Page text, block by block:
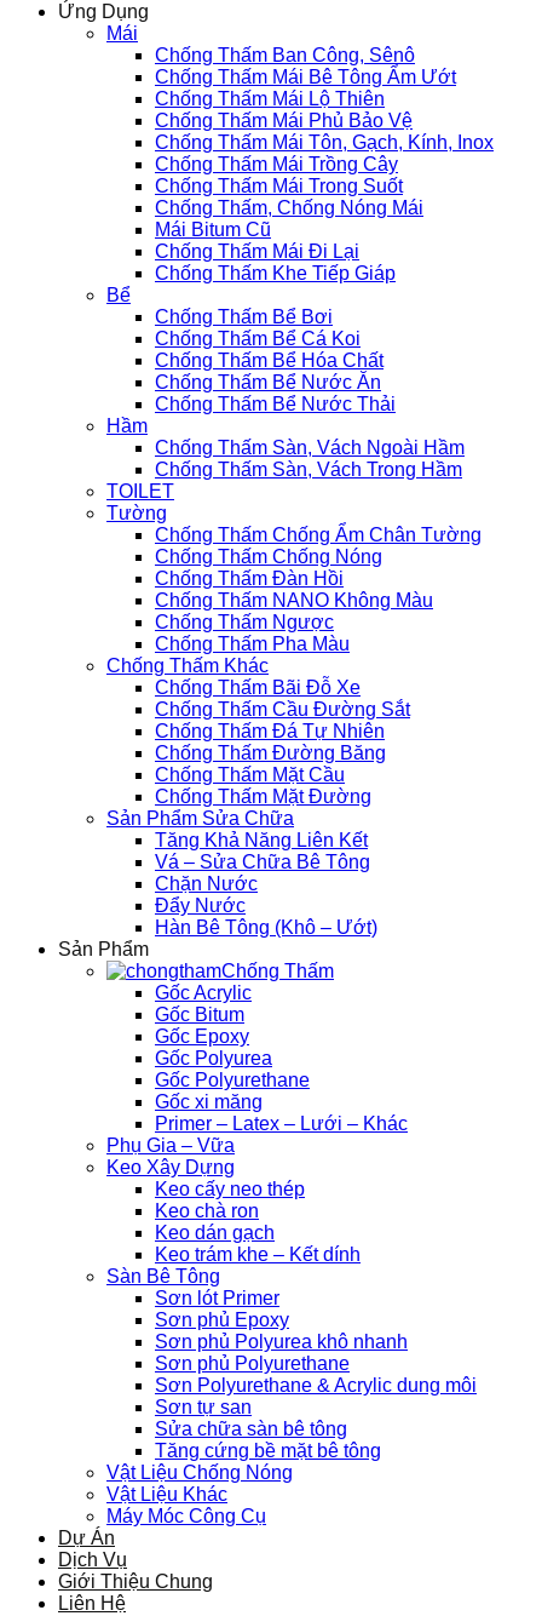
Ứng Dụng
Mái
Chống Thấm Ban Công, Sênô
Chống Thấm Mái Bê Tông Ẩm Ướt
Chống Thấm Mái Lộ Thiên
Chống Thấm Mái Phủ Bảo Vệ
Chống Thấm Mái Tôn, Gạch, Kính, Inox
Chống Thấm Mái Trồng Cây
Chống Thấm Mái Trong Suốt
Chống Thấm, Chống Nóng Mái
Mái Bitum Cũ
Chống Thấm Mái Đi Lại
Chống Thấm Khe Tiếp Giáp
Bể
Chống Thấm Bể Bơi
Chống Thấm Bể Cá Koi
Chống Thấm Bể Hóa Chất
Chống Thấm Bể Nước Ăn
Chống Thấm Bể Nước Thải
Hầm
Chống Thấm Sàn, Vách Ngoài Hầm
Chống Thấm Sàn, Vách Trong Hầm
TOILET
Tường
Chống Thấm Chống Ẩm Chân Tường
Chống Thấm Chống Nóng
Chống Thấm Đàn Hồi
Chống Thấm NANO Không Màu
Chống Thấm Ngược
Chống Thấm Pha Màu
Chống Thấm Khác
Chống Thấm Bãi Đỗ Xe
Chống Thấm Cầu Đường Sắt
Chống Thấm Đá Tự Nhiên
Chống Thấm Đường Băng
Chống Thấm Mặt Cầu
Chống Thấm Mặt Đường
Sản Phẩm Sửa Chữa
Tăng Khả Năng Liên Kết
Vá – Sửa Chữa Bê Tông
Chặn Nước
Đẩy Nước
Hàn Bê Tông (Khô – Ướt)
Sản Phẩm
Chống Thấm
Gốc Acrylic
Gốc Bitum
Gốc Epoxy
Gốc Polyurea
Gốc Polyurethane
Gốc xi măng
Primer – Latex – Lưới – Khác
Phụ Gia – Vữa
Keo Xây Dựng
Keo cấy neo thép
Keo chà ron
Keo dán gạch
Keo trám khe – Kết dính
Sàn Bê Tông
Sơn lót Primer
Sơn phủ Epoxy
Sơn phủ Polyurea khô nhanh
Sơn phủ Polyurethane
Sơn Polyurethane & Acrylic dung môi
Sơn tự san
Sửa chữa sàn bê tông
Tăng cứng bề mặt bê tông
Vật Liệu Chống Nóng
Vật Liệu Khác
Máy Móc Công Cụ
Dự Án
Dịch Vụ
Giới Thiệu Chung
Liên Hệ